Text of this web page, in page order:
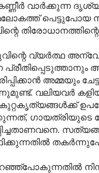
വാർക്കുന്ന
പെട്ടുപോയ
വ്യർത്ഥ
അമ്മയും
വലിയവർ
,
നിന്ന്